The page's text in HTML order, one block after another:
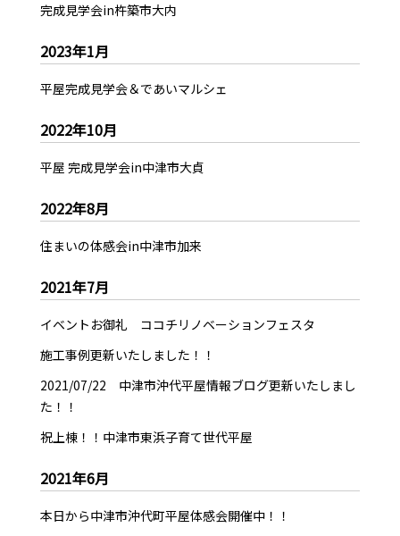
完成見学会in杵築市大内
2023年1月
平屋完成見学会＆であいマルシェ
2022年10月
平屋 完成見学会in中津市大貞
2022年8月
住まいの体感会in中津市加来
2021年7月
イベントお御礼 ココチリノベーションフェスタ
施工事例更新いたしました！！
2021/07/22 中津市沖代平屋情報ブログ更新いたしまし
た！！
祝上棟！！中津市東浜子育て世代平屋
2021年6月
本日から中津市沖代町平屋体感会開催中！！